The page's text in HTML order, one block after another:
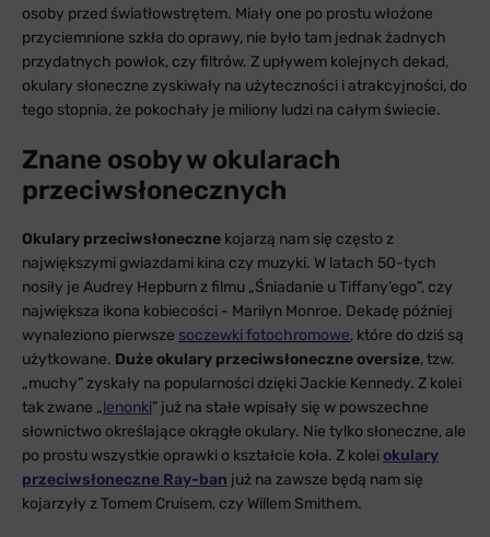
osoby przed światłowstrętem. Miały one po prostu włożone
przyciemnione szkła do oprawy, nie było tam jednak żadnych
przydatnych powłok, czy filtrów. Z upływem kolejnych dekad,
okulary słoneczne zyskiwały na użyteczności i atrakcyjności, do
tego stopnia, że pokochały je miliony ludzi na całym świecie.
Znane osoby w okularach
przeciwsłonecznych
Okulary przeciwsłoneczne kojarzą nam się często z
największymi gwiazdami kina czy muzyki. W latach 50-tych
nosiły je Audrey Hepburn z filmu „Śniadanie u Tiffany’ego”, czy
największa ikona kobiecości - Marilyn Monroe. Dekadę później
wynaleziono pierwsze soczewki fotochromowe, które do dziś są
użytkowane. Duże okulary przeciwsłoneczne oversize, tzw.
„muchy” zyskały na popularności dzięki Jackie Kennedy. Z kolei
tak zwane „lenonki” już na stałe wpisały się w powszechne
słownictwo określające okrągłe okulary. Nie tylko słoneczne, ale
po prostu wszystkie oprawki o kształcie koła. Z koleiokulary
przeciwsłoneczne Ray-ban już na zawsze będą nam się
kojarzyły z Tomem Cruisem, czy Willem Smithem.